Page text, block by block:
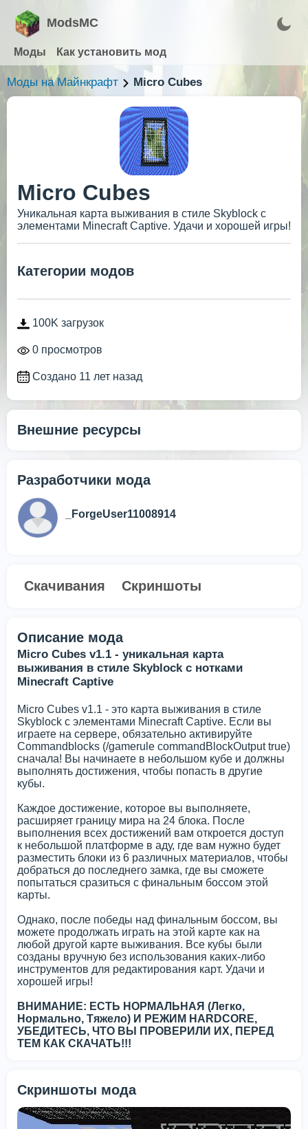
ModsMC
Моды Как установить мод
Моды на Майнкрафт Micro Cubes
Micro Cubes
Уникальная карта выживания в стиле Skyblock с
элементами Minecraft Captive. Удачи и хорошей игры!
Категории модов
100K загрузок
0 просмотров
Создано 11 лет назад
Внешние ресурсы
Разработчики мода
_ForgeUser11008914
Скачивания Скриншоты
Описание мода
Micro Cubes v1.1 - уникальная карта
выживания в стиле Skyblock с нотками
Minecraft Captive
Micro Cubes v1.1 - это карта выживания в стиле
Skyblock с элементами Minecraft Captive. Если вы
играете на сервере, обязательно активируйте
Commandblocks (/gamerule commandBlockOutput true)
сначала! Вы начинаете в небольшом кубе и должны
выполнять достижения, чтобы попасть в другие
кубы.
Каждое достижение, которое вы выполняете,
расширяет границу мира на 24 блока. После
выполнения всех достижений вам откроется доступ
к небольшой платформе в аду, где вам нужно будет
разместить блоки из 6 различных материалов, чтобы
добраться до последнего замка, где вы сможете
попытаться сразиться с финальным боссом этой
карты.
Однако, после победы над финальным боссом, вы
можете продолжать играть на этой карте как на
любой другой карте выживания. Все кубы были
созданы вручную без использования каких-либо
инструментов для редактирования карт. Удачи и
хорошей игры!
ВНИМАНИЕ: ЕСТЬ НОРМАЛЬНАЯ (Легко,
Нормально, Тяжело) И РЕЖИМ HARDCORE,
УБЕДИТЕСЬ, ЧТО ВЫ ПРОВЕРИЛИ ИХ, ПЕРЕД
ТЕМ КАК СКАЧАТЬ!!!
Скриншоты мода